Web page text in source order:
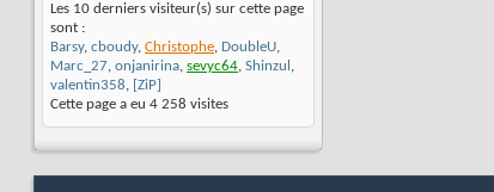
Les 10 derniers visiteur(s) sur cette page
sont :
Barsy, cboudy, Christophe, DoubleU,
Marc_27, onjanirina, sevyc64, Shinzul ,
valentin358, [ZiP]
Cette page a eu 4 258 visites